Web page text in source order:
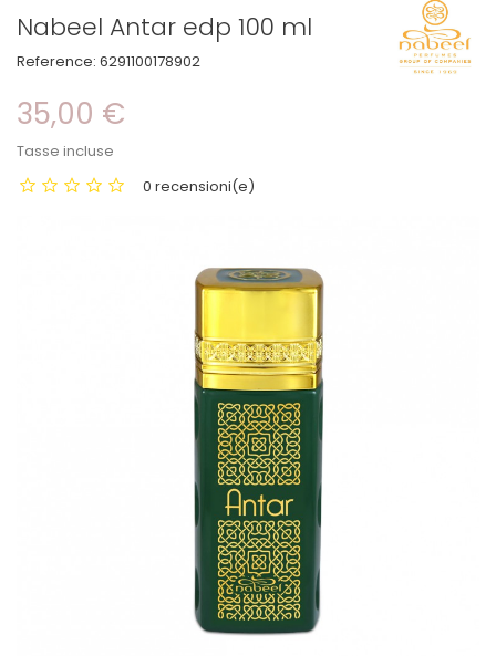
Nabeel Antar edp 100 ml
Reference: 6291100178902
35,00 €
Tasse incluse
0 recensioni(e)